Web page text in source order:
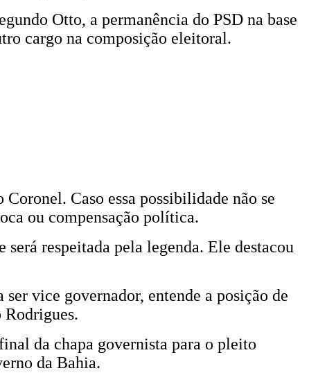
Otto, a permanência do PSD na base
cargo na composição eleitoral.
Caso essa possibilidade não se
ou compensação política.
respeitada pela legenda. Ele destacou
vice governador, entende a posição de
da chapa governista para o pleito
da Bahia.